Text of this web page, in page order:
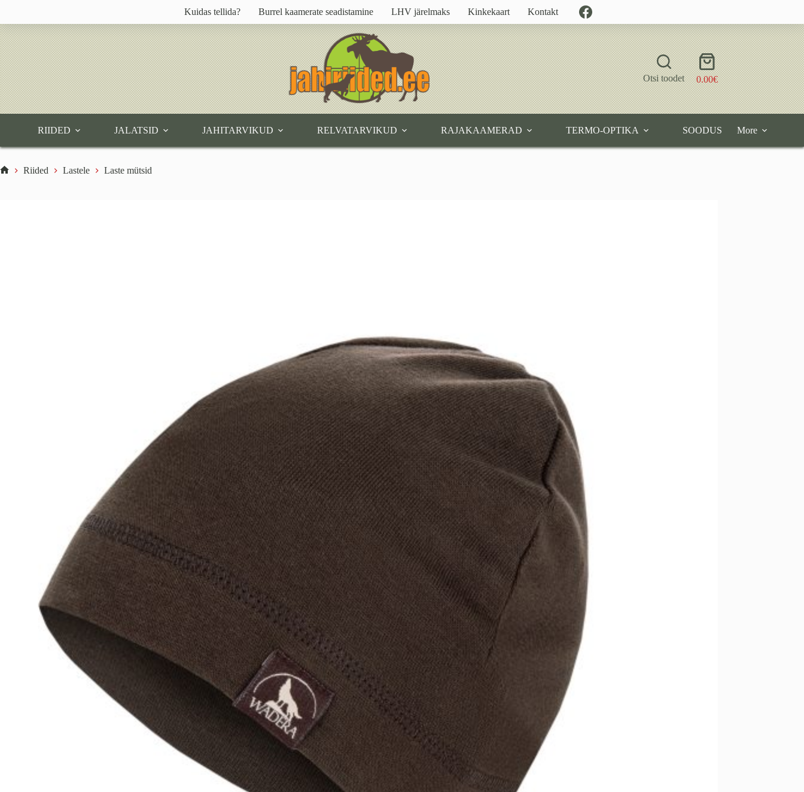
content
Kuidas tellida? Burrel kaamerate seadistamine LHV järelmaks Kinkekaart Kontakt
Otsi toodet
Shopping
cart
0.00€
RIIDED JALATSID JAHITARVIKUD RELVATARVIKUD RAJAKAAMERAD TERMO-OPTIKA SOODUS More
Riided Lastele Laste mütsid